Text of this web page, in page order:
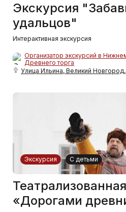
Экскурсия
удальцов"
Интерактивная экскурсия
Организатор экскурсий в
Древнего торга
Улица Ильина, Великий
Экскурсия С детьми
«Дорогами